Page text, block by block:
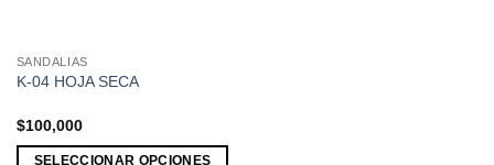
SANDALIAS
K-04 HOJA SECA
$100,000
SELECCIONAR OPCIONES
Este
producto
tiene